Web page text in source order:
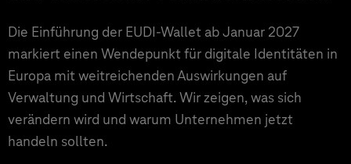
Die Einführung der EUDI-Wallet ab Januar 2027
markiert einen Wendepunkt für digitale Identitäten in
Europa mit weitreichenden Auswirkungen auf
Verwaltung und Wirtschaft. Wir zeigen, was sich
verändern wird und warum Unternehmen jetzt
handeln sollten.